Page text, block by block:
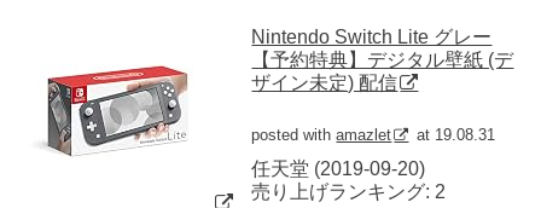
Nintendo Switch Lite グレー
【予約特典】デジタル壁紙 (デ
ザイン未定) 配信
posted withamazlet at 19.08.31
任天堂 (2019-09-20)
売り上げランキング: 2